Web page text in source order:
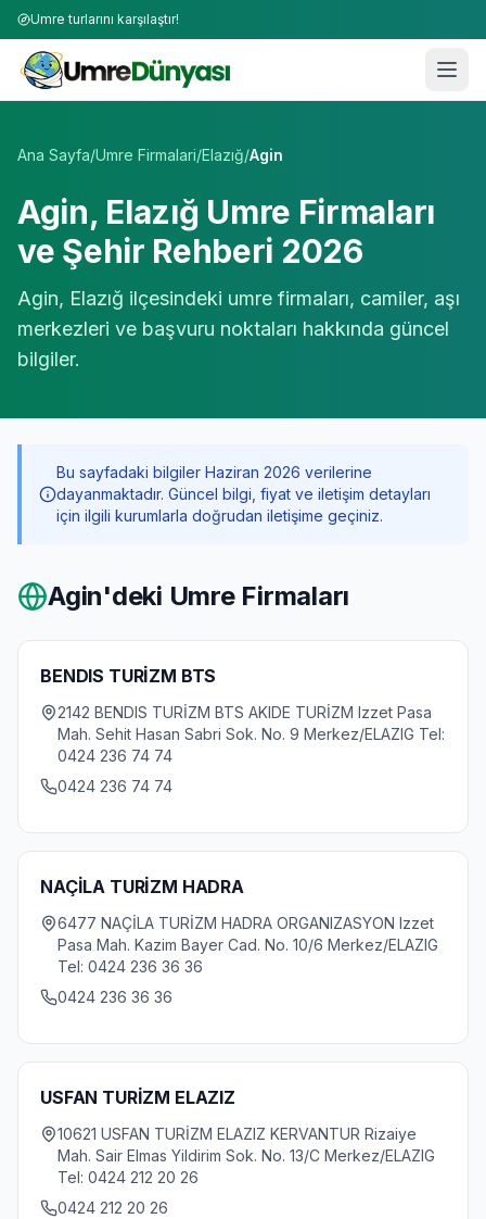
Umre turlarını karşılaştır!
Ana Sayfa/Umre Firmalari/Elazığ/Agin
Agin, Elazığ Umre Firmaları
ve Şehir Rehberi 2026
Agin, Elazığ ilçesindeki umre firmaları, camiler, aşı
merkezleri ve başvuru noktaları hakkında güncel
bilgiler.
Bu sayfadaki bilgiler Haziran 2026 verilerine
dayanmaktadır. Güncel bilgi, fiyat ve iletişim detayları
için ilgili kurumlarla doğrudan iletişime geçiniz.
Agin'deki Umre Firmaları
BENDIS TURİZM BTS
2142 BENDIS TURİZM BTS AKIDE TURİZM Izzet Pasa
Mah. Sehit Hasan Sabri Sok. No. 9 Merkez/ELAZIG Tel:
0424 236 74 74
0424 236 74 74
NAÇİLA TURİZM HADRA
6477 NAÇİLA TURİZM HADRA ORGANIZASYON Izzet
Pasa Mah. Kazim Bayer Cad. No. 10/6 Merkez/ELAZIG
Tel: 0424 236 36 36
0424 236 36 36
USFAN TURİZM ELAZIZ
10621 USFAN TURİZM ELAZIZ KERVANTUR Rizaiye
Mah. Sair Elmas Yildirim Sok. No. 13/C Merkez/ELAZIG
Tel: 0424 212 20 26
0424 212 20 26